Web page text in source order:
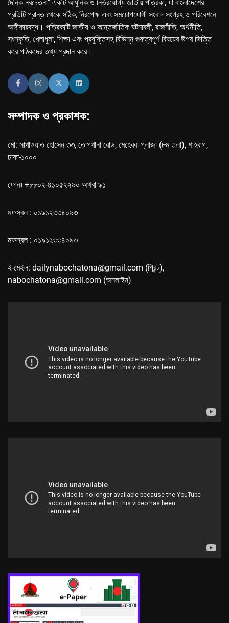
দৈনিক নবচেতনা" একটি আধুনিক ও নির্ভরযোগ্য জাতীয় পত্রিকা, যা বাংলাদেশের
প্রতিটি প্রান্ত থেকে সঠিক, নিরপেক্ষ এবং সময়োপযোগী সংবাদ সংগ্রহ ও পরিবেশনে
অঙ্গীকারবদ্ধ। পত্রিকাটি জাতীয় ও আন্তর্জাতিক ঘটনাবলী, রাজনীতি, অর্থনীতি,
সংস্কৃতি, খেলাধুলা, শিক্ষা এবং প্রযুক্তিসহ বিভিন্ন গুরুত্বপূর্ণ বিষয়ের উপর ভিত্তি
করে পাঠকদের তথ্য প্রদান করে।
সম্পাদক ও প্রকাশক:
মো: সাখাওয়াত হোসেন ৩৩, তোপখানা রোড, মেহেরবা প্লাজা (৮ম তলা), শাহবাগ,
ঢাকা-১০০০
ফোনঃ +৮৮০২-৪১০৫২২৯০ অথবা ৯১
মফস্বল : ০১৯১২৩৩৪০৯৩
মফস্বল : ০১৯১২৩৩৪০৯৩
ই-মেইল: dailynabochatona@gmail.com (প্রিন্ট),
nabochatona@gmail.com (অনলাইন)